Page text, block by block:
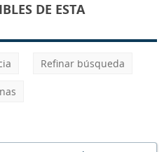
DE ESTA
Refinar búsqueda